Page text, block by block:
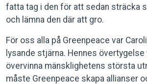
fatta tag i den för att sedan sträcka
och lämna den där att gro.
För oss alla på Greenpeace var
lysande stjärna. Hennes
övervinna mänsklighetens största
måste Greenpeace skapa allianser